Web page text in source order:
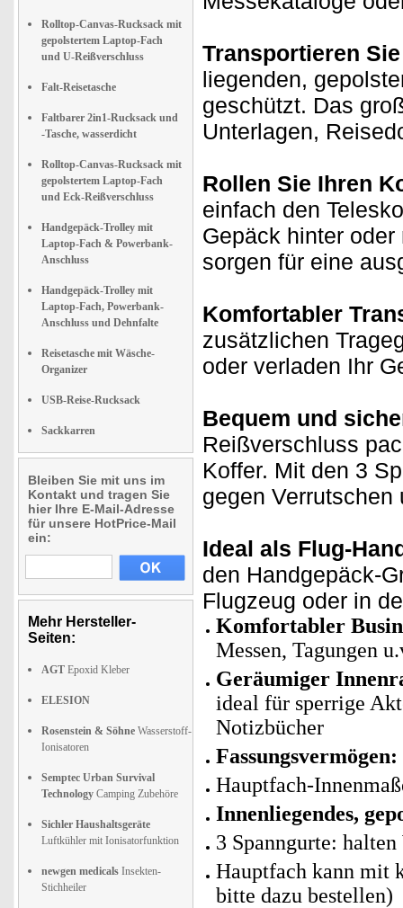
Rolltop-Canvas-Rucksack mit
gepolstertem Laptop-Fach
und U-Reißverschluss
Falt-Reisetasche
Faltbarer 2in1-Rucksack und
-Tasche, wasserdicht
Rolltop-Canvas-Rucksack mit
gepolstertem Laptop-Fach
und Eck-Reißverschluss
Handgepäck-Trolley mit
Laptop-Fach & Powerbank-
Anschluss
Handgepäck-Trolley mit
Laptop-Fach, Powerbank-
Anschluss und Dehnfalte
Reisetasche mit Wäsche-
Organizer
USB-Reise-Rucksack
Sackkarren
Bleiben Sie mit uns im
Kontakt und tragen Sie
hier Ihre E-Mail-Adresse
für unsere HotPrice-Mail
ein:
Mehr Hersteller-
Seiten:
AGT Epoxid Kleber
ELESION
Rosenstein & Söhne Wasserstoff-
Ionisatoren
Semptec Urban Survival
Technology Camping Zubehöre
Sichler Haushaltsgeräte
Luftkühler mit Ionisatorfunktion
newgen medicals Insekten-
Stichheiler
Transportieren
liegenden,
geschützt. Das
Unterlagen,
Rollen Sie Ihren
einfach den
Gepäck hinter
sorgen für eine
Komfortabler
zusätzlichen
oder verladen Ihr
Bequem und
Reißverschluss
Koffer. Mit den 3
gegen Verrutschen
Ideal als Flug-
den Handgepäck-
Flugzeug oder in
Komfortabler
Messen, Tagungen
Geräumiger
ideal für sperrige
Notizbücher
Fassungsvermögen:
Hauptfach-
Innenliegendes,
3 Spanngurte:
Hauptfach kann mit
bitte dazu bestellen)